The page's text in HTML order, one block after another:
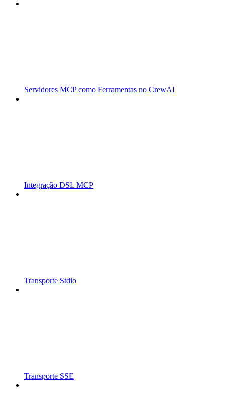
Servidores MCP como Ferramentas no CrewAI
Integração DSL MCP
Transporte Stdio
Transporte SSE